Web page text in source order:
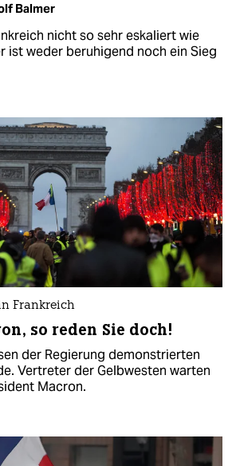
Balmer
nicht so sehr eskaliert wie
ist weder beruhigend noch ein Sieg
Frankreich
so reden Sie doch!
der Regierung demonstrierten
Vertreter der Gelbwesten warten
Macron.